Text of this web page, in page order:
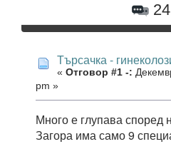
Търсачка -
« Отговор #1 -:
pm »
Много е глупава според
Загора има само 9